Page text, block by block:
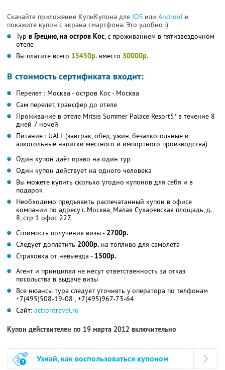
Скачайте приложение КупиКупона для IOS или Android и
покажите купон с экрана смартфона. Это удобно :)
Тур в Грецию, на остров Кос, с проживанием в пятизвездочном
отеле
Вы платите всего 15450р. вместо 30000р.
В стоимость сертификата входит:
Перелет : Москва - остров Кос - Москва
Сам перелет, трансфер до отеля
Проживание в отеле Mitsis Summer Palace Resort5* в течение 8
дней 7 ночей
Питание : UALL (завтрак, обед, ужин, безалкогольные и
алкогольные напитки местного и импортного производства)
Один купон даёт право на один тур
Один купон действует на одного человека
Вы можете купить сколько угодно купонов для себя и в
подарок
Необходимо предъявить распечатанный купон в офисе
компании по адресу г. Москва, Малая Сухаревская площадь, д.
8, стр 1 офис 227.
Стоимость получения визы - 2700р.
Следует доплатить 2000р. на топливо для самолёта
Страховка от невыезда - 1500р.
Агент и принципал не несут ответственность за отказ
посольства в выдаче визы
Все нюансы тура следует уточнять у оператора по телфонам
+7(495)508-19-08 , +7(495)967-73-64
Сайт: actiontravel.ru
Купон действителен по 19 марта 2012 включительно
Узнай, как воспользоваться купоном